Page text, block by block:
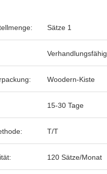
Sätze 1
Verhandlungsfähig
Woodern-Kiste
15-30 Tage
T/T
120 Sätze/Monat